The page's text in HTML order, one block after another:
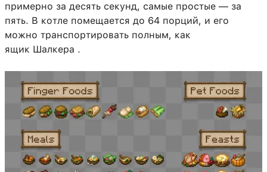
примерно за десять секунд, самые простые — за
пять. В котле помещается до 64 порций, и его
можно транспортировать полным, как
ящик Шалкера .